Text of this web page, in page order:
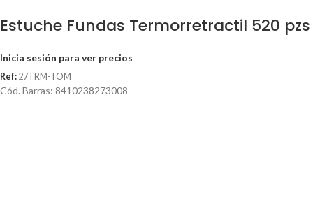
Estuche Fundas Termorretractil 520 pzs
Inicia sesión para ver precios
Ref: 27TRM-TOM
Cód. Barras: 8410238273008